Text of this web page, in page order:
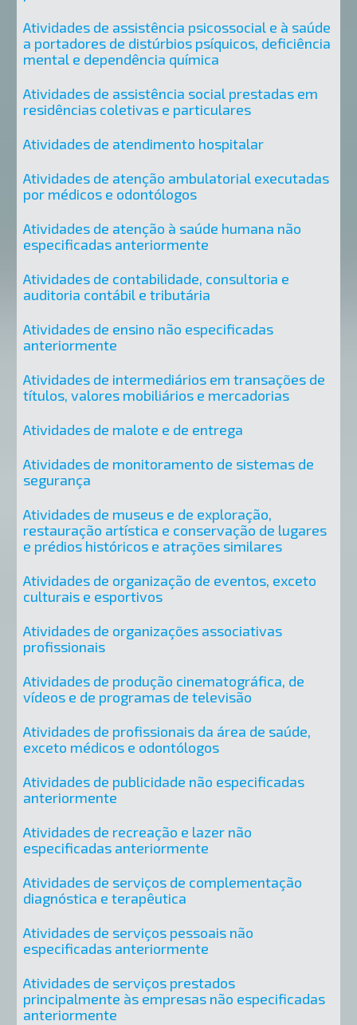
Atividades de assistência psicossocial e à saúde
a portadores de distúrbios psíquicos, deficiência
mental e dependência química
Atividades de assistência social prestadas em
residências coletivas e particulares
Atividades de atendimento hospitalar
Atividades de atenção ambulatorial executadas
por médicos e odontólogos
Atividades de atenção à saúde humana não
especificadas anteriormente
Atividades de contabilidade, consultoria e
auditoria contábil e tributária
Atividades de ensino não especificadas
anteriormente
Atividades de intermediários em transações de
títulos, valores mobiliários e mercadorias
Atividades de malote e de entrega
Atividades de monitoramento de sistemas de
segurança
Atividades de museus e de exploração,
restauração artística e conservação de lugares
e prédios históricos e atrações similares
Atividades de organização de eventos, exceto
culturais e esportivos
Atividades de organizações associativas
profissionais
Atividades de produção cinematográfica, de
vídeos e de programas de televisão
Atividades de profissionais da área de saúde,
exceto médicos e odontólogos
Atividades de publicidade não especificadas
anteriormente
Atividades de recreação e lazer não
especificadas anteriormente
Atividades de serviços de complementação
diagnóstica e terapêutica
Atividades de serviços pessoais não
especificadas anteriormente
Atividades de serviços prestados
principalmente às empresas não especificadas
anteriormente